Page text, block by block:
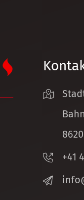
+41
nf